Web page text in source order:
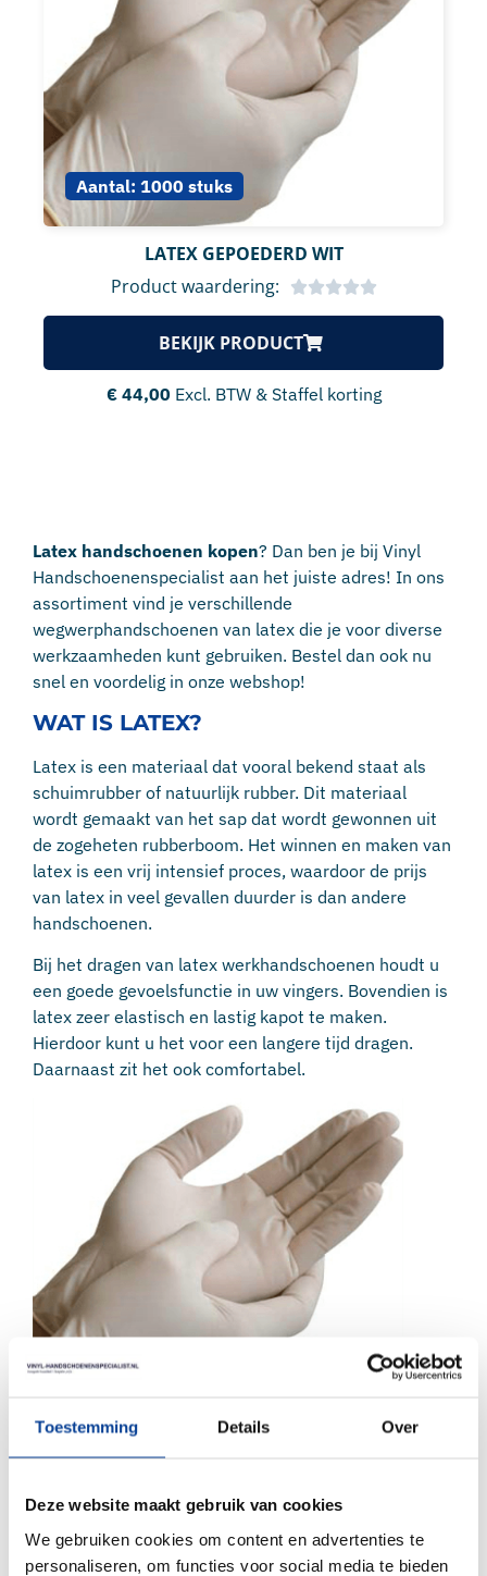
Toestemming Details Over
Deze website maakt gebruik van cookies
We gebruiken cookies om content en advertenties te
personaliseren, om functies voor social media te bieden
Aantal: 1000 stuks
LATEX GEPOEDERD WIT
Product waardering:
BEKIJK PRODUCT
€44,00 Excl. BTW & Staffel korting
Latex handschoenen kopen? Dan ben je bij Vinyl
Handschoenenspecialist aan het juiste adres! In ons
assortiment vind je verschillende
wegwerphandschoenen van latex die je voor diverse
werkzaamheden kunt gebruiken. Bestel dan ook nu
snel en voordelig in onze webshop!
WAT IS LATEX?
Latex is een materiaal dat vooral bekend staat als
schuimrubber of natuurlijk rubber. Dit materiaal
wordt gemaakt van het sap dat wordt gewonnen uit
de zogeheten rubberboom. Het winnen en maken van
latex is een vrij intensief proces, waardoor de prijs
van latex in veel gevallen duurder is dan andere
handschoenen.
Bij het dragen van latex werkhandschoenen houdt u
een goede gevoelsfunctie in uw vingers. Bovendien is
latex zeer elastisch en lastig kapot te maken.
Hierdoor kunt u het voor een langere tijd dragen.
Daarnaast zit het ook comfortabel.
WAAROM LATEX HANDSCHOENEN?
Handschoenen van latex zijn wegwerphandschoenen
die veel gebruikt worden in verschillende branches.